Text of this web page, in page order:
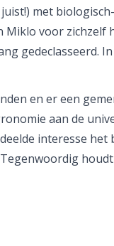
met
voor zichzelf
gedeclasseerd.
en er een
aan de
interesse